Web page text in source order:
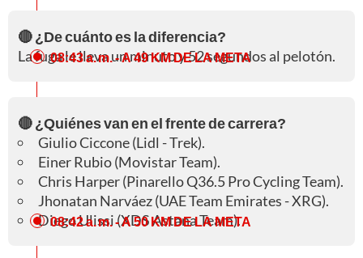
🔴 ¿De cuánto es la diferencia?
La fuga le lleva un minuto y 52 segundos al pelotón.
08:43 a. m.- A 49 KM DE LA META
🔴 ¿Quiénes van en el frente de carrera?
Giulio Ciccone (Lidl - Trek).
Einer Rubio (Movistar Team).
Chris Harper (Pinarello Q36.5 Pro Cycling Team).
Jhonatan Narváez (UAE Team Emirates - XRG).
Diego Ulissi (XDS Astana Team).
08:42 a. m.- A 50 KM DE LA META